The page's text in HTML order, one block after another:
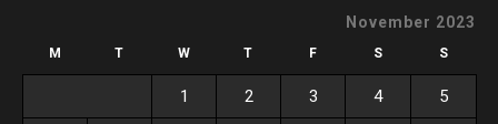
November 2023
M T W T F S S
1 2 3 4 5